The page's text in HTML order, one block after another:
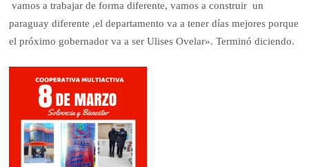
vamos a trabajar de forma diferente, vamos a construir un
paraguay diferente ,el departamento va a tener días mejores porque
el próximo gobernador va a ser Ulises Ovelar». Terminó diciendo.